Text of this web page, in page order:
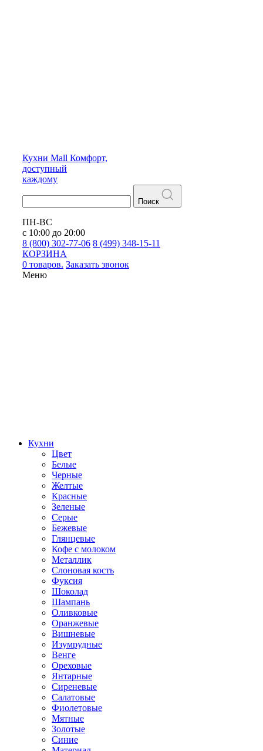
Кухни Mall Комфорт,
доступный
каждому
Поиск
ПН-ВС
с 10:00 до 20:00
8 (800) 302-77-06 8 (499) 348-15-11
КОРЗИНА
0 товаров. Заказать звонок
Меню
Кухни
Цвет
Белые
Черные
Желтые
Красные
Зеленые
Серые
Бежевые
Глянцевые
Кофе с молоком
Металлик
Слоновая кость
Фуксия
Шоколад
Шампань
Оливковые
Оранжевые
Вишневые
Изумрудные
Венге
Ореховые
Янтарные
Сиреневые
Салатовые
Фиолетовые
Мятные
Золотые
Синие